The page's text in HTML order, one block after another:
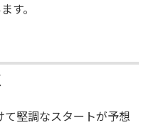
す。
堅調なスタートが予想